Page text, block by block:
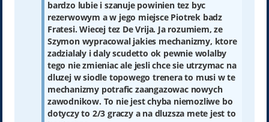
bardzo lubie i szanuje powinien tez byc
rezerwowym a w jego miejsce Piotrek badz
Fratesi. Wiecej tez De Vrija. Ja rozumiem, ze
Szymon wypracowal jakies mechanizmy, ktore
zadzialaly i daly scudetto ok pewnie wolalby
tego nie zmieniac ale jesli chce sie utrzymac na
dluzej w siodle topowego trenera to musi w te
mechanizmy potrafic zaangazowac nowych
zawodnikow. To nie jest chyba niemozliwe bo
dotyczy to 2/3 graczy a na dluzsza mete jest to